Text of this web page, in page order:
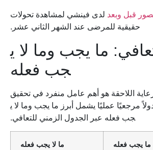
قبل وبعد لدى فينشي لمشاهدة تحولات
حقيقية للمرضى عند الشهر الثاني عشر.
ما يجب وما لا ي
جب فعله
اللاحقة هو أهم عامل منفرد في تحقيق
مرجعيًا عمليًا يشمل أبرز ما يجب وما لا ي
جب فعله عبر الجدول الزمني للتعافي.
ما يجب فعله ما لا يجب فعله